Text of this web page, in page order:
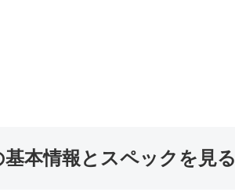
本情報とスペックを見る